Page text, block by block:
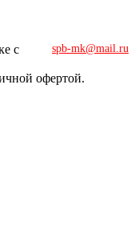
spb-mk@mail.ru
с
офертой.